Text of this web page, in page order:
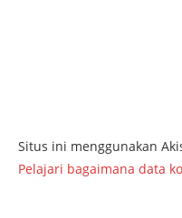
Situs ini menggunakan
Pelajari bagaimana data